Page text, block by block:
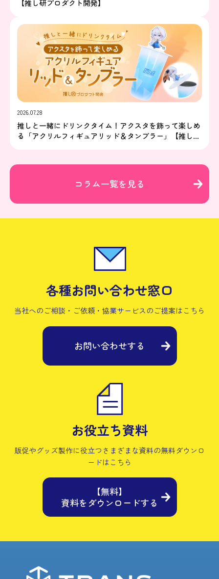
【推し研プロダクト開発】
2026.07.28
推しと一緒にドリンクタイム！アクスタを飾って楽しめ
る「アクリルフィギュアリッド＆タンブラー」【推し研
コラム一覧を見る
各種お問い合わせ窓口
当社へのご相談・ご依頼・協業サービスのご提案はこちら
お問い合わせする
お役立ち資料
販促やグッズ製作に役立つさまざまな資料の無料ダウンロ
ードはこちら
【無料】
資料をダウンロードする